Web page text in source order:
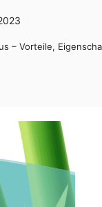
– Vorteile,